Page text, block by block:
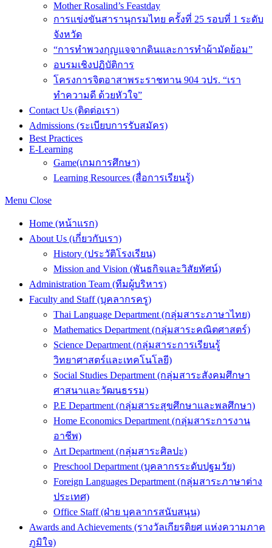
Mother Rosalind’s Feastday
การแข่งขันสารานุกรมไทย ครั้งที่ 25 รอบที่ 1 ระดับ
จังหวัด
“การทำพวงกุญแจจากดินและการทำผ้ามัดย้อม”
อบรมเชิงปฏิบัติการ
โครงการจิตอาสาพระราชทาน 904 วปร. “เรา
ทำความดี ด้วยหัวใจ”
Contact Us (ติดต่อเรา)
Admissions (ระเบียบการรับสมัคร)
Best Practices
E-Learning
Game(เกมการศึกษา)
Learning Resources (สื่อการเรียนรู้)
Menu Close
Home (หน้าแรก)
About Us (เกี่ยวกับเรา)
History (ประวัติโรงเรียน)
Mission and Vision (พันธกิจและวิสัยทัศน์)
Administration Team (ทีมผู้บริหาร)
Faculty and Staff (บุคลากรครู)
Thai Language Department (กลุ่มสาระภาษาไทย)
Mathematics Department (กลุ่มสาระคณิตศาสตร์)
Science Department (กลุ่มสาระการเรียนรู้
วิทยาศาสตร์และเทคโนโลยี)
Social Studies Department (กลุ่มสาระสังคมศึกษา
ศาสนาและวัฒนธรรม)
P.E Department (กลุ่มสาระสุขศึกษาและพลศึกษา)
Home Economics Department (กลุ่มสาระการงาน
อาชีพ)
Art Department (กลุ่มสาระศิลปะ)
Preschool Department (บุคลากรระดับปฐมวัย)
Foreign Languages Department (กลุ่มสาระภาษาต่าง
ประเทศ)
Office Staff (ฝ่าย บุคลากรสนับสนุน)
Awards and Achievements (รางวัลเกียรติยศ แห่งความภาค
ภูมิใจ)